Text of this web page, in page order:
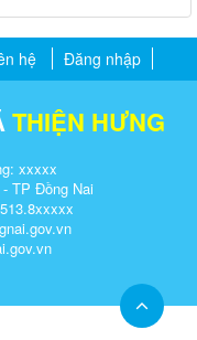
hệ Đăng nhập
THIỆN HƯNG
xxxxx
TP Đồng Nai